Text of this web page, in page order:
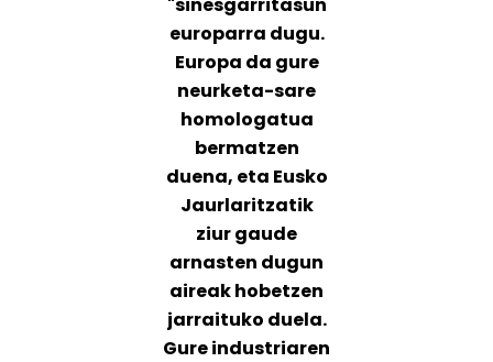
europarra dugu.
Europa da gure
neurketa-sare
homologatua
bermatzen
duena, eta Eusko
Jaurlaritzatik
ziur gaude
arnasten dugun
aireak hobetzen
jarraituko duela.
Gure industriaren